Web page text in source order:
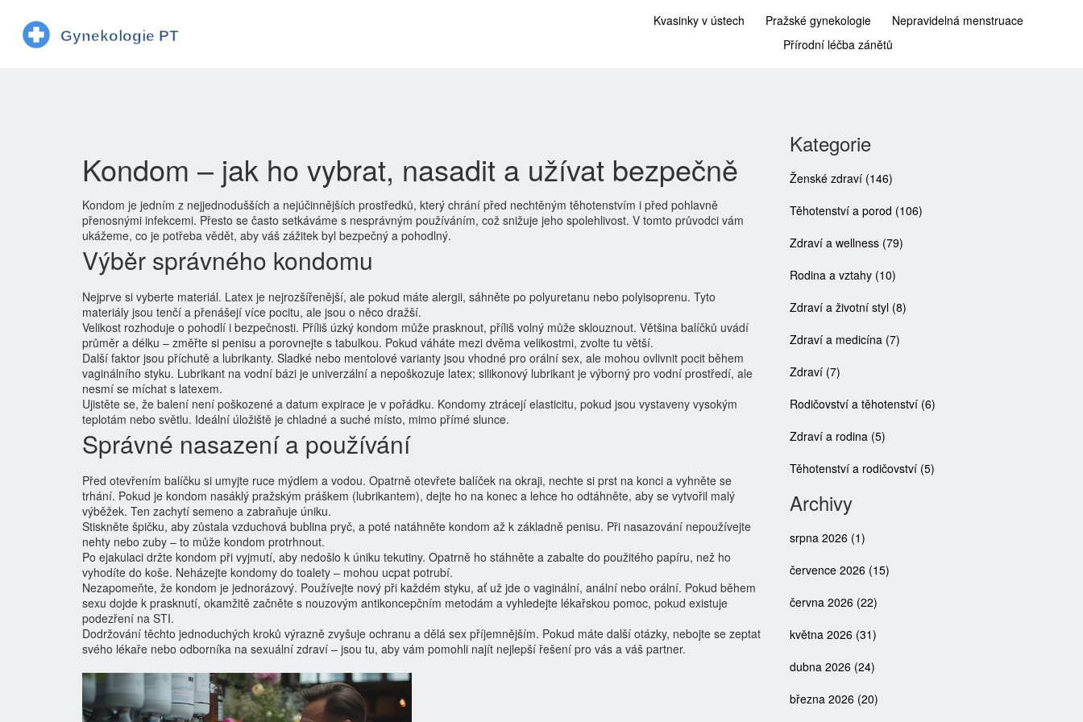
Kvasinky v ústech Pražské gynekologie
Nepravidelná menstruace
Přírodní léčba zánětů
Kondom – jak ho vybrat, nasadit a užívat bezpečně
Kondom je jedním z nejjednodušších a nejúčinnějších prostředků, který chrání před nechtěným těhotenstvím i před pohlavně
přenosnými infekcemi. Přesto se často setkáváme s nesprávným používáním, což snižuje jeho spolehlivost. V tomto průvodci vám
ukážeme, co je potřeba vědět, aby váš zážitek byl bezpečný a pohodlný.
Výběr správného kondomu
Nejprve si vyberte materiál. Latex je nejrozšířenější, ale pokud máte alergii, sáhněte po polyuretanu nebo polyisoprenu. Tyto
materiály jsou tenčí a přenášejí více pocitu, ale jsou o něco dražší.
Velikost rozhoduje o pohodlí i bezpečnosti. Příliš úzký kondom může prasknout, příliš volný může sklouznout. Většina balíčků uvádí
průměr a délku – změřte si penisu a porovnejte s tabulkou. Pokud váháte mezi dvěma velikostmi, zvolte tu větší.
Další faktor jsou příchutě a lubrikanty. Sladké nebo mentolové varianty jsou vhodné pro orální sex, ale mohou ovlivnit pocit během
vaginálního styku. Lubrikant na vodní bázi je univerzální a nepoškozuje latex; silikonový lubrikant je výborný pro vodní prostředí, ale
nesmí se míchat s latexem.
Ujistěte se, že balení není poškozené a datum expirace je v pořádku. Kondomy ztrácejí elasticitu, pokud jsou vystaveny vysokým
teplotám nebo světlu. Ideální úložiště je chladné a suché místo, mimo přímé slunce.
Správné nasazení a používání
Před otevřením balíčku si umyjte ruce mýdlem a vodou. Opatrně otevřete balíček na okraji, nechte si prst na konci a vyhněte se
trhání. Pokud je kondom nasáklý pražským práškem (lubrikantem), dejte ho na konec a lehce ho odtáhněte, aby se vytvořil malý
výběžek. Ten zachytí semeno a zabraňuje úniku.
Stiskněte špičku, aby zůstala vzduchová bublina pryč, a poté natáhněte kondom až k základně penisu. Při nasazování nepoužívejte
nehty nebo zuby – to může kondom protrhnout.
Po ejakulaci držte kondom při vyjmutí, aby nedošlo k úniku tekutiny. Opatrně ho stáhněte a zabalte do použitého papíru, než ho
vyhodíte do koše. Neházejte kondomy do toalety – mohou ucpat potrubí.
Nezapomeňte, že kondom je jednorázový. Používejte nový při každém styku, ať už jde o vaginální, anální nebo orální. Pokud během
sexu dojde k prasknutí, okamžitě začněte s nouzovým antikoncepčním metodám a vyhledejte lékařskou pomoc, pokud existuje
podezření na STI.
Dodržování těchto jednoduchých kroků výrazně zvyšuje ochranu a dělá sex příjemnějším. Pokud máte další otázky, nebojte se zeptat
svého lékaře nebo odborníka na sexuální zdraví – jsou tu, aby vám pomohli najít nejlepší řešení pro vás a váš partner.
Kategorie
Ženské zdraví (146)
Těhotenství a porod (106)
Zdraví a wellness (79)
Rodina a vztahy (10)
Zdraví a životní styl (8)
Zdraví a medicína (7)
Zdraví (7)
Rodičovství a těhotenství (6)
Zdraví a rodina (5)
Těhotenství a rodičovství (5)
Archivy
srpna 2026 (1)
července 2026 (15)
června 2026 (22)
května 2026 (31)
dubna 2026 (24)
března 2026 (20)